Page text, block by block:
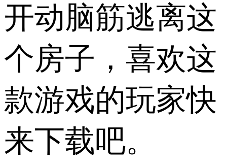
开动脑筋逃离这
个房子，喜欢这
款游戏的玩家快
来下载吧。